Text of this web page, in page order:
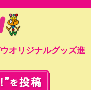
オリジナルグッズ進